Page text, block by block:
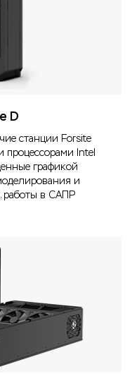
D
станции Forsite
Intel
графикой
и
работы в САПР